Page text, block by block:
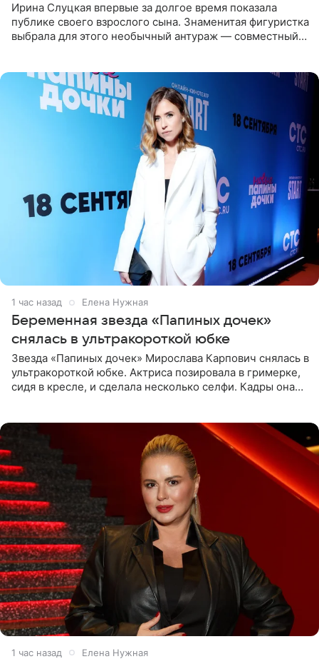
Ирина Слуцкая впервые за долгое время показала
публике своего взрослого сына. Знаменитая фигуристка
выбрала для этого необычный антураж — совместный
1 час назад Елена Нужная
Беременная звезда «Папиных дочек»
снялась в ультракороткой юбке
Звезда «Папиных дочек» Мирослава Карпович снялась в
ультракороткой юбке. Актриса позировала в гримерке,
сидя в кресле, и сделала несколько селфи. Кадры она
1 час назад Елена Нужная